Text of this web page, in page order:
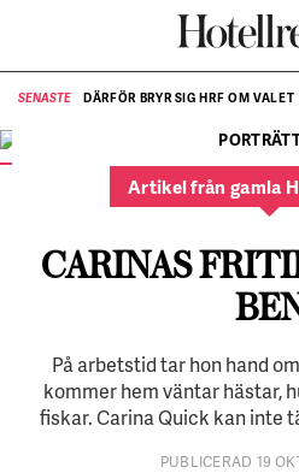
SENASTE DÄRFÖR BRYR SIG HRF OM VALET
André de
Artikel från gamla
CARINAS
På arbetstid tar hon hand
kommer hem väntar hästar,
fiskar. Carina Quick kan inte
PUBLICERAD 19